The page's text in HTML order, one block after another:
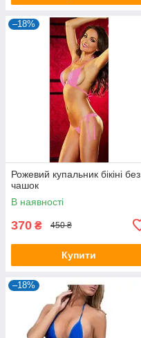
–18%
Рожевий купальник бікіні без
чашок
В наявності
370 ₴ 450 ₴
Купити
–18%